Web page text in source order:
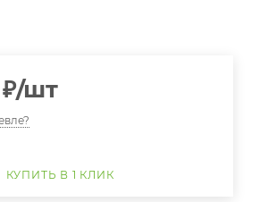
₽/шт
КУПИТЬ В 1 КЛИК